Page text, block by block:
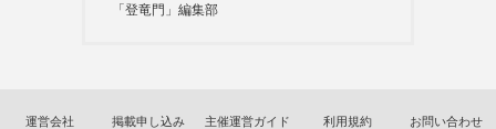
「登竜門」編集部
運営会社 掲載申し込み 主催運営ガイド 利用規約 お問い合わせ